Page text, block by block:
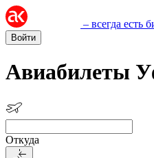
– всегда есть
Войти
Авиабилеты
Откуда